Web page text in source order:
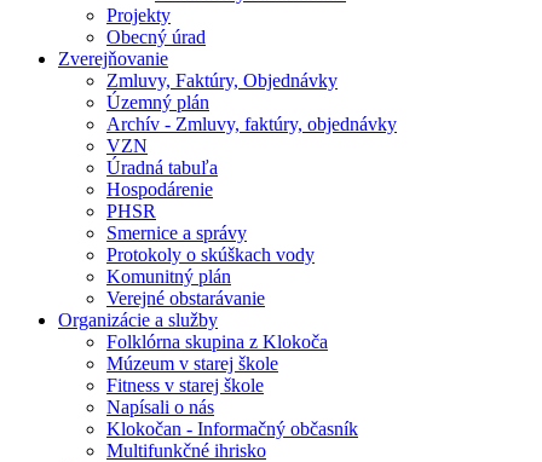
Projekty
Obecný úrad
Zverejňovanie
Zmluvy, Faktúry, Objednávky
Územný plán
Archív - Zmluvy, faktúry, objednávky
VZN
Úradná tabuľa
Hospodárenie
PHSR
Smernice a správy
Protokoly o skúškach vody
Komunitný plán
Verejné obstarávanie
Organizácie a služby
Folklórna skupina z Klokoča
Múzeum v starej škole
Fitness v starej škole
Napísali o nás
Klokočan - Informačný občasník
Multifunkčné ihrisko